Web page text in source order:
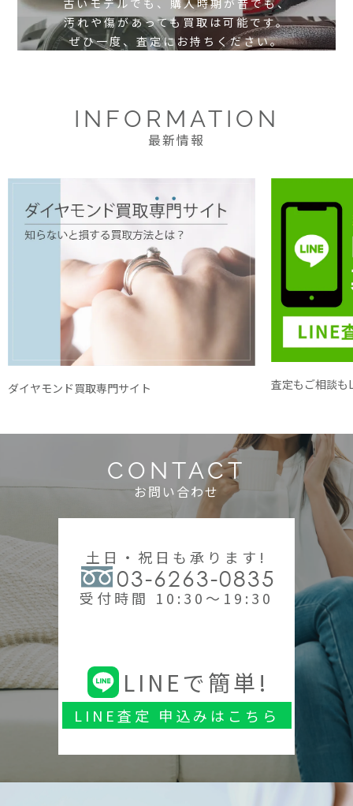
古いモデルでも、購入時期が昔でも、
汚れや傷があっても買取は可能です。
ぜひ一度、査定にお持ちください。
INFORMATION
最新情報
ダイヤモンド買取専門サイト 査定もご相談も
CONTACT
お問い合わせ
土日・祝日も承ります!
03-6263-0835
受付時間 10:30～19:30
LINEで簡単!
LINE査定 申込みはこちら